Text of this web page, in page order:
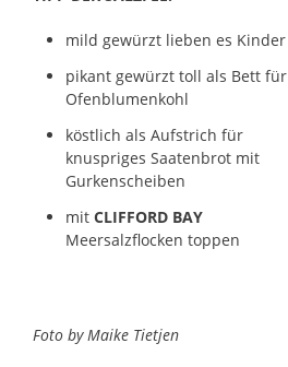
mild gewürzt lieben es Kinder
pikant gewürzt toll als Bett für
Ofenblumenkohl
köstlich als Aufstrich für
knuspriges Saatenbrot mit
Gurkenscheiben
mit CLIFFORD BAY
Meersalzflocken toppen
Foto by Maike Tietjen